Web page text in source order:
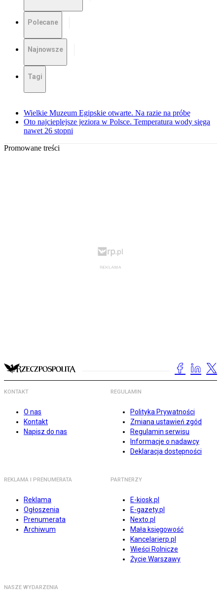
Polecane
Najnowsze
Tagi
Wielkie Muzeum Egipskie otwarte. Na razie na próbę
Oto najcieplejsze jeziora w Polsce. Temperatura wody sięga
nawet 26 stopni
Promowane treści
KONTAKT
O nas
Kontakt
Napisz do nas
REGULAMIN
Polityka Prywatności
Zmiana ustawień zgód
Regulamin serwisu
Informacje o nadawcy
Deklaracja dostępności
REKLAMA I PRENUMERATA
Reklama
Ogłoszenia
Prenumerata
Archiwum
PARTNERZY
E-kiosk.pl
E-gazety.pl
Nexto.pl
Mała księgowość
Kancelarierp.pl
Wieści Rolnicze
Życie Warszawy
NASZE WYDARZENIA